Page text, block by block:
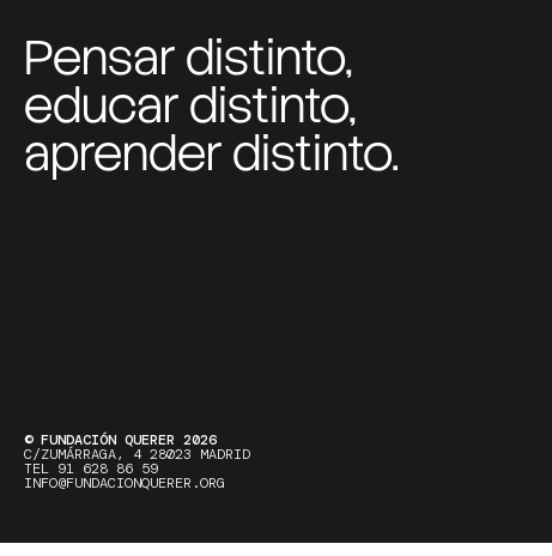
Pensar distinto,
educar distinto,
aprender distinto.
© FUNDACIÓN QUERER 2026
C/ZUMÁRRAGA, 4 28023 MADRID
TEL 91 628 86 59
INFO@FUNDACIONQUERER.ORG